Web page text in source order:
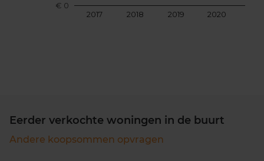
2017 2018 2019 2020
€ 0
Eerder verkochte woningen in de buurt
Andere koopsommen opvragen